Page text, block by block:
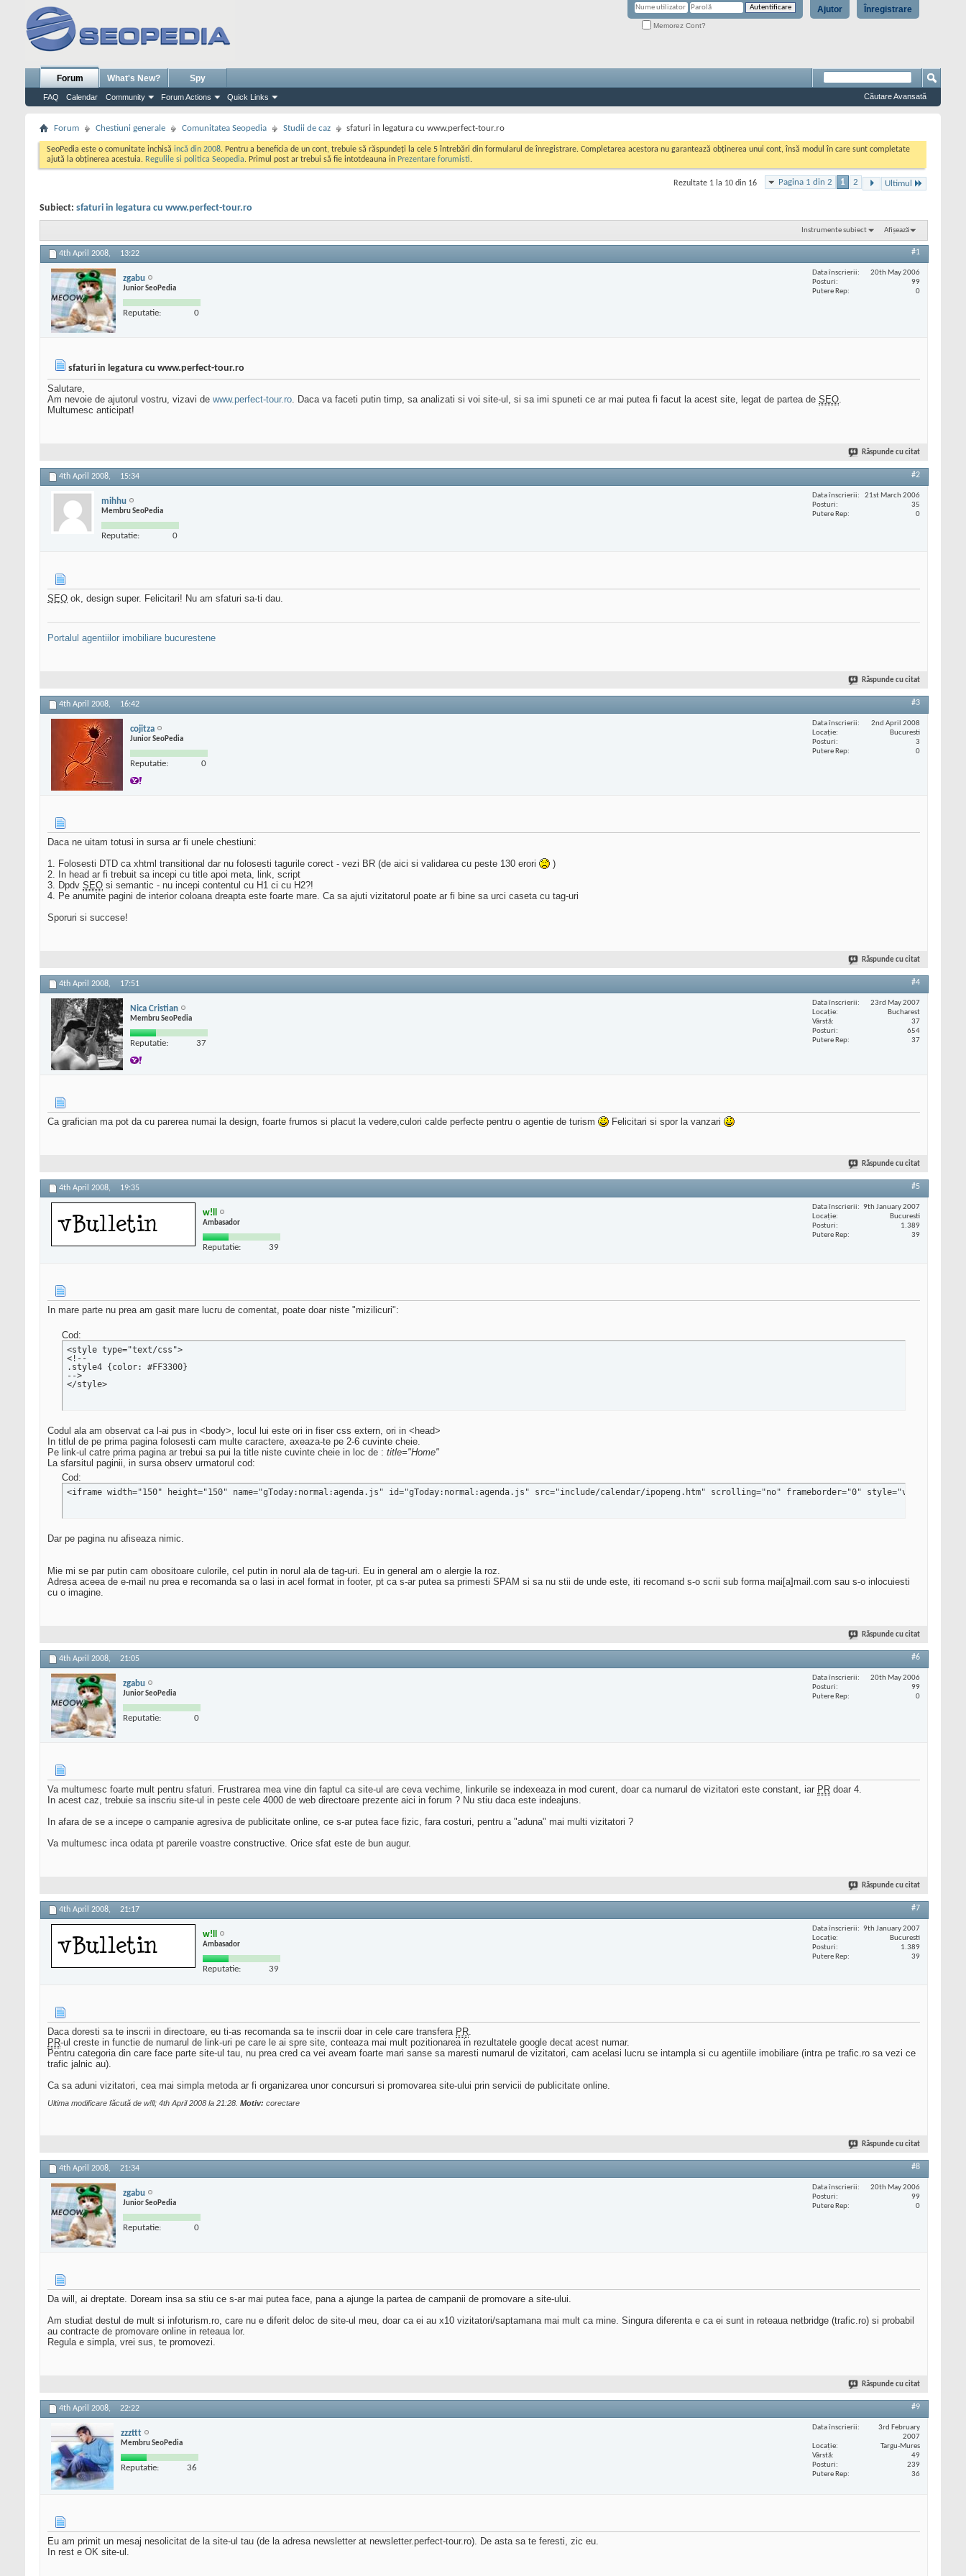
Înregistrare
Ajutor
Memorez Cont?
Forum
FAQ Calendar Community Forum Actions Quick Links
What's New? Spy
Căutare Avansată
Forum Chestiuni generale Comunitatea Seopedia Studii de caz sfaturi in legatura cu www.perfect-tour.ro
SeoPedia este o comunitate inchisă incă din 2008. Pentru a beneficia de un cont, trebuie să răspundeți la cele 5 întrebări din formularul de înregistrare. Completarea acestora nu garantează obținerea unui cont, însă modul în care sunt completate
ajută la obținerea acestuia. Regulile si politica Seopedia. Primul post ar trebui să fie intotdeauna in Prezentare forumisti.
Pagina 1 din 2 1 2 Ultimul
Rezultate 1 la 10 din 16
Subiect: sfaturi in legatura cu www.perfect-tour.ro
Instrumente subiect Afișează
4th April 2008, 13:22 #1
zgabu
Junior SeoPedia
Reputatie: 0
Data înscrierii
20th May 2006
Posturi
99
Putere Rep
0
sfaturi in legatura cu www.perfect-tour.ro
Salutare,
Am nevoie de ajutorul vostru, vizavi de www.perfect-tour.ro. Daca va faceti putin timp, sa analizati si voi site-ul, si sa imi spuneti ce ar mai putea fi facut la acest site, legat de partea de SEO.
Multumesc anticipat!
Răspunde cu citat
4th April 2008, 15:34 #2
mihhu
Membru SeoPedia
Reputatie: 0
Data înscrierii
21st March 2006
Posturi
35
Putere Rep
0
SEO ok, design super. Felicitari! Nu am sfaturi sa-ti dau.
Portalul agentiilor imobiliare bucurestene
Răspunde cu citat
4th April 2008, 16:42 #3
cojitza
Junior SeoPedia
Reputatie: 0
Data înscrierii
2nd April 2008
Locaţie
Bucuresti
Posturi
3
Putere Rep
0
Daca ne uitam totusi in sursa ar fi unele chestiuni:
1. Folosesti DTD ca xhtml transitional dar nu folosesti tagurile corect - vezi BR (de aici si validarea cu peste 130 erori
)
2. In head ar fi trebuit sa incepi cu title apoi meta, link, script
3. Dpdv SEO si semantic - nu incepi contentul cu H1 ci cu H2?!
4. Pe anumite pagini de interior coloana dreapta este foarte mare. Ca sa ajuti vizitatorul poate ar fi bine sa urci caseta cu tag-uri
Sporuri si succese!
Răspunde cu citat
4th April 2008, 17:51 #4
Nica Cristian
Membru SeoPedia
Reputatie: 37
Data înscrierii
23rd May 2007
Locaţie
Bucharest
Vârstă
37
Posturi
654
Putere Rep
37
Ca grafician ma pot da cu parerea numai la design, foarte frumos si placut la vedere,culori calde perfecte pentru o agentie de turism Felicitari si spor la vanzari
Răspunde cu citat
4th April 2008, 19:35 #5
w!ll
Ambasador
Reputatie: 39
Data înscrierii
9th January 2007
Locaţie
Bucuresti
Posturi
1.389
Putere Rep
39
In mare parte nu prea am gasit mare lucru de comentat, poate doar niste "mizilicuri":
Cod:
<style type="text/css">
<!--
.style4 {color: #FF3300}
-->
</style>
Codul ala am observat ca l-ai pus in <body>, locul lui este ori in fiser css extern, ori in <head>
In titlul de pe prima pagina folosesti cam multe caractere, axeaza-te pe 2-6 cuvinte cheie.
Pe link-ul catre prima pagina ar trebui sa pui la title niste cuvinte cheie in loc de : title="Home"
La sfarsitul paginii, in sursa observ urmatorul cod:
Cod:
<iframe width="150" height="150" name="gToday:normal:agenda.js" id="gToday:normal:agenda.js" src="include/calendar/ipopeng.htm" scrolling="no" frameborder="0"
Dar pe pagina nu afiseaza nimic.
Mie mi se par putin cam obositoare culorile, cel putin in norul ala de tag-uri. Eu in general am o alergie la roz.
Adresa aceea de e-mail nu prea e recomanda sa o lasi in acel format in footer, pt ca s-ar putea sa primesti SPAM si sa nu stii de unde este, iti recomand s-o scrii sub forma mai[a]mail.com sau s-o inlocuiesti
cu o imagine.
Răspunde cu citat
4th April 2008, 21:05 #6
zgabu
Junior SeoPedia
Reputatie: 0
Data înscrierii
20th May 2006
Posturi
99
Putere Rep
0
Va multumesc foarte mult pentru sfaturi. Frustrarea mea vine din faptul ca site-ul are ceva vechime, linkurile se indexeaza in mod curent, doar ca numarul de vizitatori este constant, iar PR doar 4.
In acest caz, trebuie sa inscriu site-ul in peste cele 4000 de web directoare prezente aici in forum ? Nu stiu daca este indeajuns.
In afara de se a incepe o campanie agresiva de publicitate online, ce s-ar putea face fizic, fara costuri, pentru a "aduna" mai multi vizitatori ?
Va multumesc inca odata pt parerile voastre constructive. Orice sfat este de bun augur.
Răspunde cu citat
4th April 2008, 21:17 #7
w!ll
Ambasador
Reputatie: 39
Data înscrierii
9th January 2007
Locaţie
Bucuresti
Posturi
1.389
Putere Rep
39
Daca doresti sa te inscrii in directoare, eu ti-as recomanda sa te inscrii doar in cele care transfera PR.
PR-ul creste in functie de numarul de link-uri pe care le ai spre site, conteaza mai mult pozitionarea in rezultatele google decat acest numar.
Pentru categoria din care face parte site-ul tau, nu prea cred ca vei aveam foarte mari sanse sa maresti numarul de vizitatori, cam acelasi lucru se intampla si cu agentiile imobiliare (intra pe trafic.ro sa vezi ce
trafic jalnic au).
Ca sa aduni vizitatori, cea mai simpla metoda ar fi organizarea unor concursuri si promovarea site-ului prin servicii de publicitate online.
Ultima modificare făcută de w!ll; 4th April 2008 la 21:28 Motiv: corectare
Răspunde cu citat
4th April 2008, 21:34 #8
zgabu
Junior SeoPedia
Reputatie: 0
Data înscrierii
20th May 2006
Posturi
99
Putere Rep
0
Da will, ai dreptate. Doream insa sa stiu ce s-ar mai putea face, pana a ajunge la partea de campanii de promovare a site-ului.
Am studiat destul de mult si infoturism.ro, care nu e diferit deloc de site-ul meu, doar ca ei au x10 vizitatori/saptamana mai mult ca mine. Singura diferenta e ca ei sunt in reteaua netbridge (trafic.ro) si probabil
au contracte de promovare online in reteaua lor.
Regula e simpla, vrei sus, te promovezi.
Răspunde cu citat
4th April 2008, 22:22 #9
zzzttt
Membru SeoPedia
Reputatie: 36
Data înscrierii
3rd February
2007
Locaţie
Targu-Mures
Vârstă
49
Posturi
239
Putere Rep
36
Eu am primit un mesaj nesolicitat de la site-ul tau (de la adresa newsletter at newsletter.perfect-tour.ro). De asta sa te feresti, zic eu.
In rest e OK site-ul.